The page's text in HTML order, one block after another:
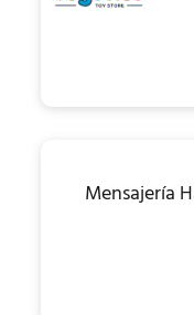
Mensajería